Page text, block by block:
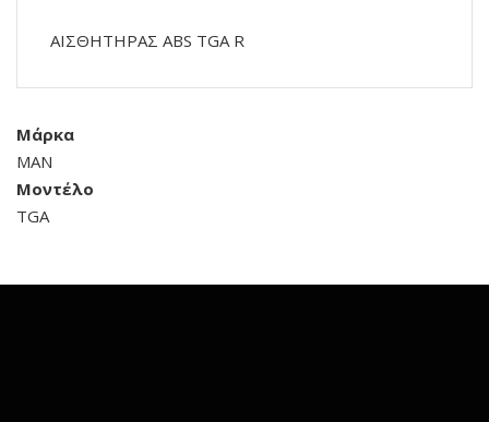
ΑΙΣΘΗΤΗΡΑΣ ABS TGA R
Μάρκα
MAN
Μοντέλο
TGA